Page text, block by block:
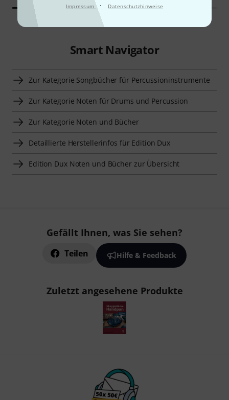
Impressum · Datenschutzhinweise
Smart Navigator
Zur Kategorie Songbücher für Percussioninstrumente
Zur Kategorie Noten für Drums und Percussion
Zur Kategorie Noten und Bücher
Detaillierte Herstellerinfos für Edition Dux
Edition Dux Noten und Bücher zur Übersicht
Gefällt Ihnen, was Sie sehen?
Teilen Hilfe & Feedback
Zuletzt angesehene Produkte